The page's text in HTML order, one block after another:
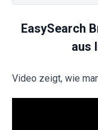
EasySearch
aus
Video zeigt, wie